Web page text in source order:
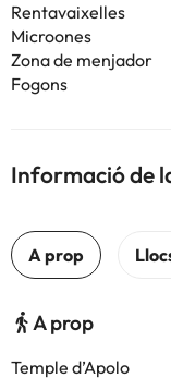
Rentavaixelles
Microones
Zona de menjador
Fogons
Informació de
A prop
Temple d’Apolo